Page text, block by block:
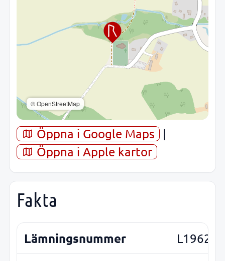
© OpenStreetMap
Öppna i Google Maps
|
Öppna i Apple kartor
Fakta
Lämningsnummer